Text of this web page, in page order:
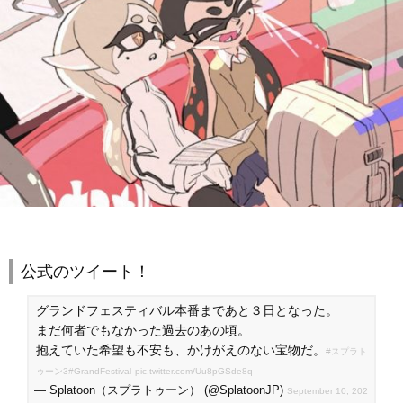
公式のツイート！
グランドフェスティバル本番まであと３日となった。
まだ何者でもなかった過去のあの頃。
抱えていた希望も不安も、かけがえのない宝物だ。
#スプラト
ゥーン3#GrandFestival pic.twitter.com/Uu8pGSde8q
— Splatoon（スプラトゥーン） (@SplatoonJP) September 10, 202